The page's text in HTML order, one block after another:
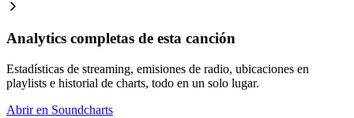
Analytics completas de esta canción
Estadísticas de streaming, emisiones de radio, ubicaciones en
playlists e historial de charts, todo en un solo lugar.
Abrir en Soundcharts